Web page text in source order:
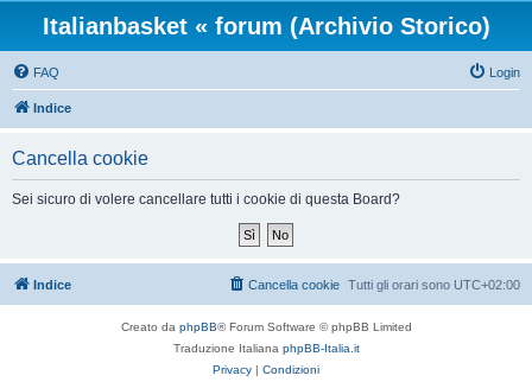
Italianbasket « forum (Archivio Storico)
FAQ Login
Indice
Cancella cookie
Sei sicuro di volere cancellare tutti i cookie di questa Board?
Indice Tutti gli orari sono UTC+02:00
Cancella cookie
Creato da phpBB® Forum Software © phpBB Limited
Traduzione Italiana phpBB-Italia.it
Privacy | Condizioni